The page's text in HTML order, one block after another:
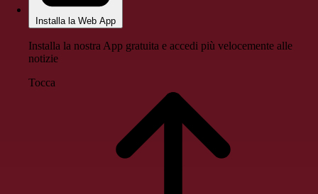
Installa la Web App
Installa la nostra App gratuita e accedi più velocemente alle
notizie
Tocca